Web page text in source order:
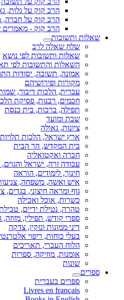
הרב קוק על גלות,
הרב קוק על חברה,
הרב קוק - מאמרים
שאלות ותשובות
שלח שאלה לרב
שאלות ותשובות לפי נושא
השאלות והתשובות לפי
אמונה, תשובה, יסודות
מקורות ופירושיהם
עברית, הלכות דיבור,
חכמים, רבנות, פסיקת
תפילה, ברכות, בית כנסת
שבת ומועד
ציונות, גאולה
ארץ ישראל, הלכות
בית המקדש, הר הבית
חברה ואקטואליה
עבודה זרה, ישראל והגוים,
חינוך, לימודים, הוראה
איש ואשה, משפחה,
גוף ומראה חיצוני, בגדים,
כשרות, אוכל ואכילה
טהרה, נטילת ידיים,
ספרי קודש, תפילין, מזוזה,
דיני ממונות ונזקין, צדקה
בעלי כוחות, ריפוי
הלוח העברי, תאריכים
אומנות, מוזיקה, ספרות
שונות
ספרים
ספרים בעברית
Livres en français